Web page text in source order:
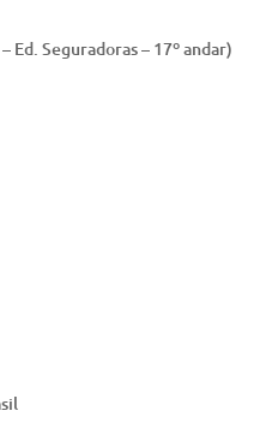
Ed. Seguradoras – 17º andar)